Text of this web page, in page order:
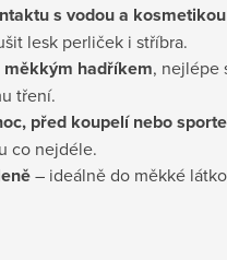
s vodou a kosmetikou
lesk perliček i stříbra.
hadříkem, nejlépe
tření.
před koupelí nebo
co nejdéle.
– ideálně do měkké